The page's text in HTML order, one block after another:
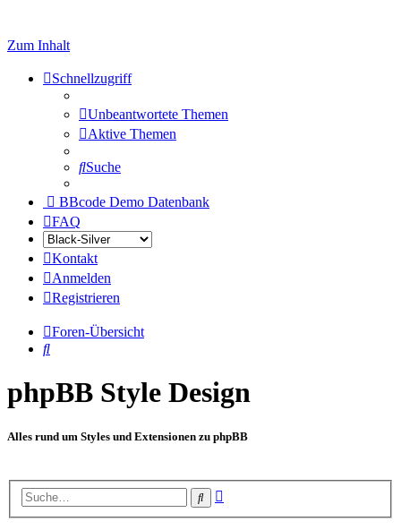
Zum Inhalt
Schnellzugriff
Unbeantwortete Themen
Aktive Themen
Suche
BBcode Demo Datenbank
FAQ
Kontakt
Anmelden
Registrieren
Foren-Übersicht
Suche
phpBB Style Design
Alles rund um Styles und Extensionen zu phpBB
Suche